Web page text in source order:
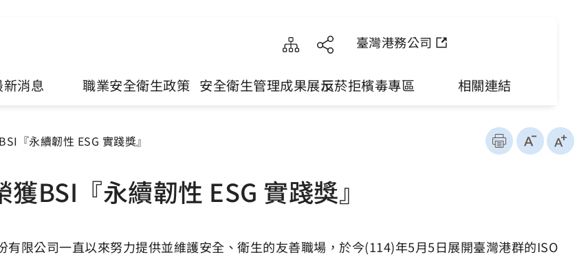
臺灣港務公司
新消息 職業安全衛生政策 安全衛生管理成果展示反菸拒檳毒專區 相關連結
『永續韌性 ESG 實踐獎』
BSI『永續韌性 ESG 實踐獎』
有限公司一直以來努力提供並維護安全、衛生的友善職場，於今(114)年5月5日展開臺灣港群的ISO